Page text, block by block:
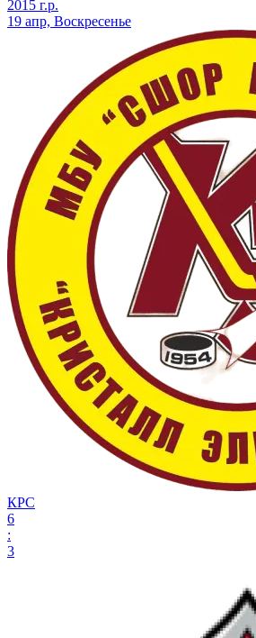
2015 г.р.
19 апр, Воскресенье
КРС
6
:
3